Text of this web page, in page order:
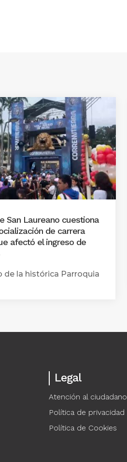
San Laureano cuestiona
de carrera
afectó el ingreso de
de la histórica Parroquia
Legal
Atención al ciudadano
Política de privacidad
Política de Cookies